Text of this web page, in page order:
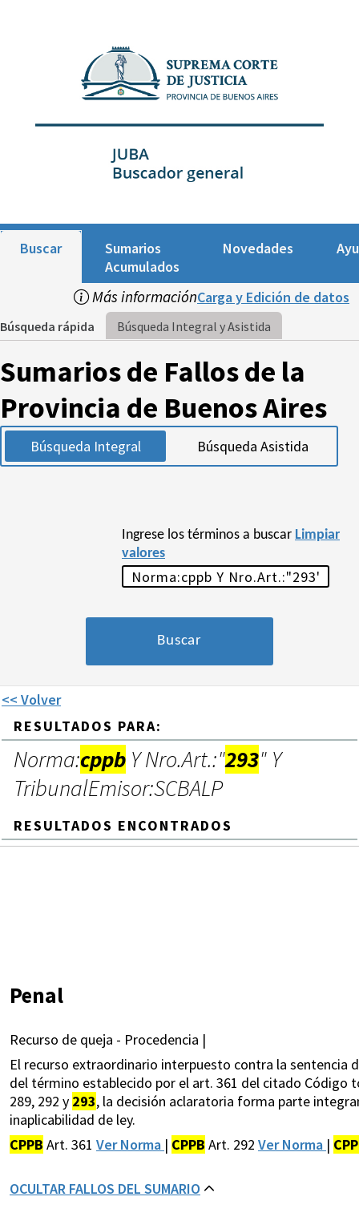
Buscar
Sumarios
Acumulados
Novedades
Más informaciónCarga y Edición de datos
Búsqueda rápida Búsqueda Integral y Asistida
Sumarios de Fallos de la
Provincia de Buenos Aires
Búsqueda Integral Búsqueda Asistida
Ingrese los términos a buscar Limpiar
valores
<< Volver
RESULTADOS PARA:
Norma:cppb Y Nro.Art.:"293" Y
TribunalEmisor:SCBALP
RESULTADOS ENCONTRADOS
Penal
Recurso de queja - Procedencia |
El recurso extraordinario interpuesto contra la
del término establecido por el art. 361 del citado Código
289, 292 y 293, la decisión aclaratoria forma parte
inaplicabilidad de ley.
CPPB Art. 361 Ver Norma | CPPB Art. 292 Ver Norma |
OCULTAR FALLOS DEL SUMARIO